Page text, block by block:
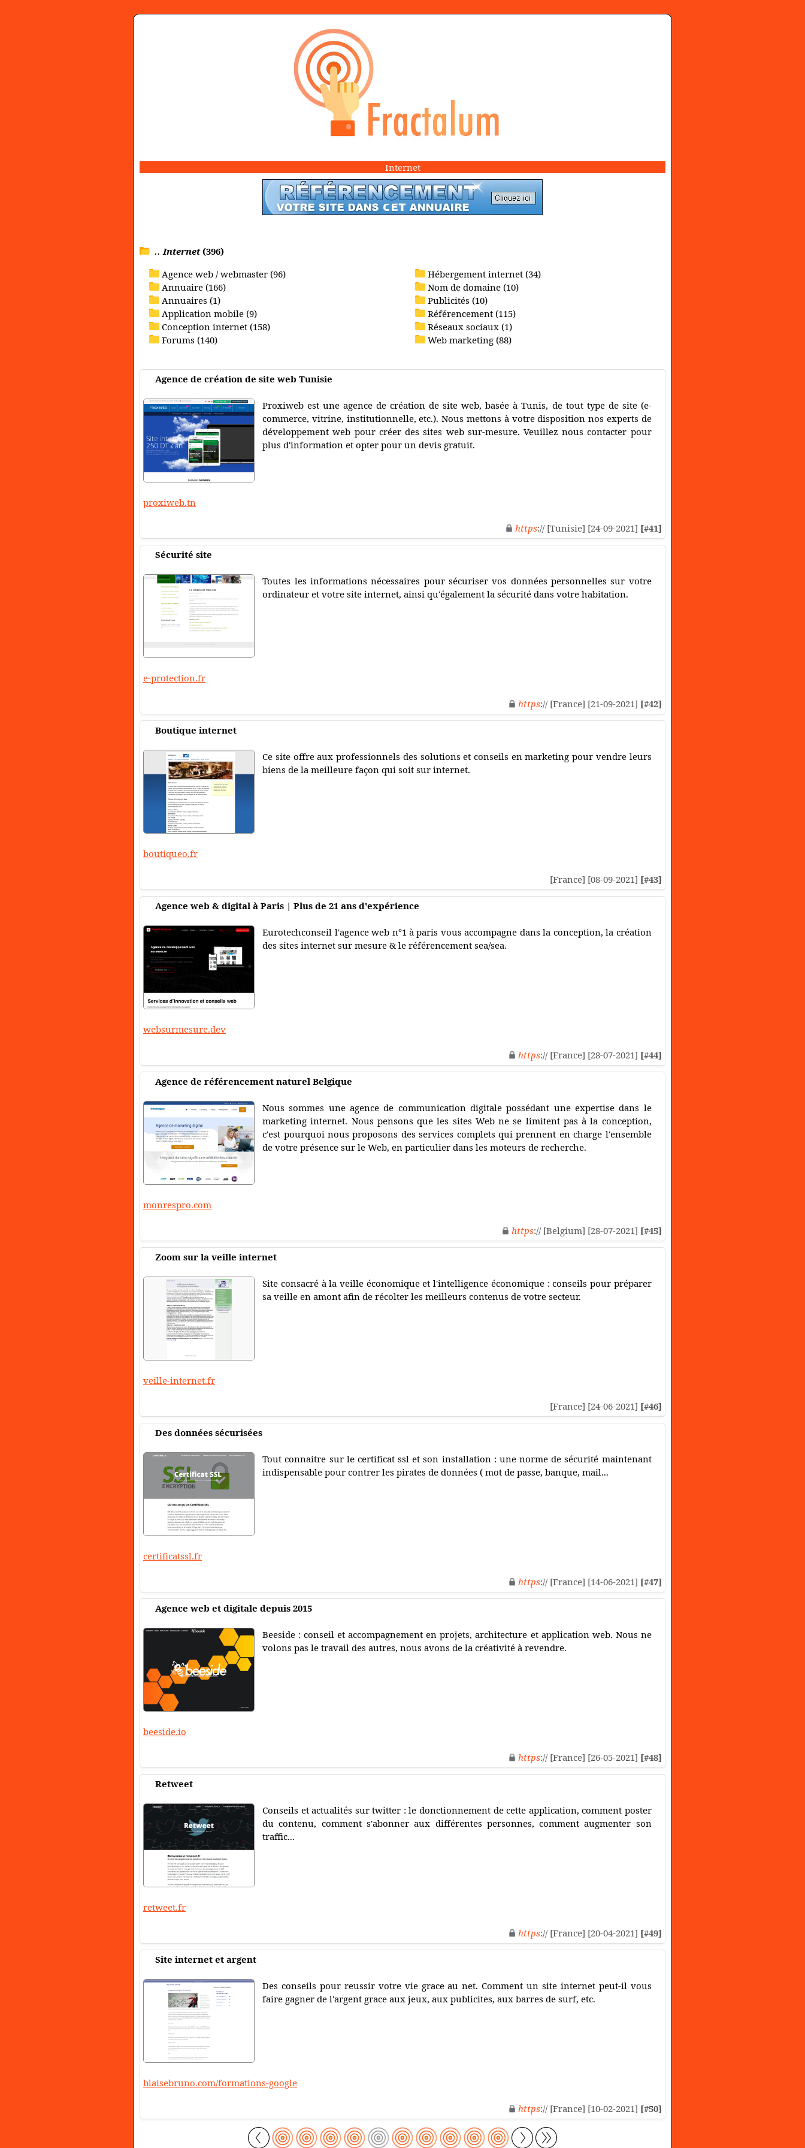
Internet
.. Internet(396)
Agence web / webmaster (96)
Annuaire (166)
Annuaires (1)
Application mobile (9)
Conception internet (158)
Forums (140)
Hébergement internet (34)
Nom de domaine (10)
Publicités (10)
Référencement (115)
Réseaux sociaux (1)
Web marketing (88)
Agence de création de site web Tunisie
Proxiweb est une agence de création de site web, basée à Tunis, de tout type de site (e-
commerce, vitrine, institutionnelle, etc.). Nous mettons à votre disposition nos experts de
développement web pour créer des sites web sur-mesure. Veuillez nous contacter pour
plus d'information et opter pour un devis gratuit.
proxiweb.tn
https:// [Tunisie] [24-09-2021] [#41]
Sécurité site
Toutes les informations nécessaires pour sécuriser vos données personnelles sur votre
ordinateur et votre site internet, ainsi qu'également la sécurité dans votre habitation.
e-protection.fr
https:// [France] [21-09-2021] [#42]
Boutique internet
Ce site offre aux professionnels des solutions et conseils en marketing pour vendre leurs
biens de la meilleure façon qui soit sur internet.
boutiqueo.fr
[France] [08-09-2021] [#43]
Agence web & digital à Paris | Plus de 21 ans d'expérience
Eurotechconseil l'agence web n°1 à paris vous accompagne dans la conception, la création
des sites internet sur mesure & le référencement sea/sea.
websurmesure.dev
https:// [France] [28-07-2021] [#44]
Agence de référencement naturel Belgique
Nous sommes une agence de communication digitale possédant une expertise dans le
marketing internet. Nous pensons que les sites Web ne se limitent pas à la conception,
c'est pourquoi nous proposons des services complets qui prennent en charge l'ensemble
de votre présence sur le Web, en particulier dans les moteurs de recherche.
monrespro.com
https:// [Belgium] [28-07-2021] [#45]
Zoom sur la veille internet
Site consacré à la veille économique et l'intelligence économique : conseils pour préparer
sa veille en amont afin de récolter les meilleurs contenus de votre secteur.
veille-internet.fr
[France] [24-06-2021] [#46]
Des données sécurisées
Tout connaitre sur le certificat ssl et son installation : une norme de sécurité maintenant
indispensable pour contrer les pirates de données ( mot de passe, banque, mail...
certificatssl.fr
https:// [France] [14-06-2021] [#47]
Agence web et digitale depuis 2015
Beeside : conseil et accompagnement en projets, architecture et application web. Nous ne
volons pas le travail des autres, nous avons de la créativité à revendre.
beeside.io
https:// [France] [26-05-2021] [#48]
Retweet
Conseils et actualités sur twitter : le donctionnement de cette application, comment poster
du contenu, comment s'abonner aux différentes personnes, comment augmenter son
traffic...
retweet.fr
https:// [France] [20-04-2021] [#49]
Site internet et argent
Des conseils pour reussir votre vie grace au net. Comment un site internet peut-il vous
faire gagner de l'argent grace aux jeux, aux publicites, aux barres de surf, etc.
blaisebruno.com/formations-google
https:// [France] [10-02-2021] [#50]